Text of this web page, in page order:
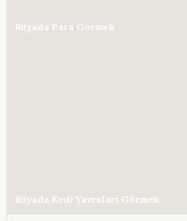
Rüyada Para Görmek
Rüyada Kedi Yavruları Görmek